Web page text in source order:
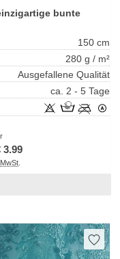
bunte
150 cm
280 g / m²
Ausgefallene Qualität
ca. 2 - 5 Tage
3.99
MwSt